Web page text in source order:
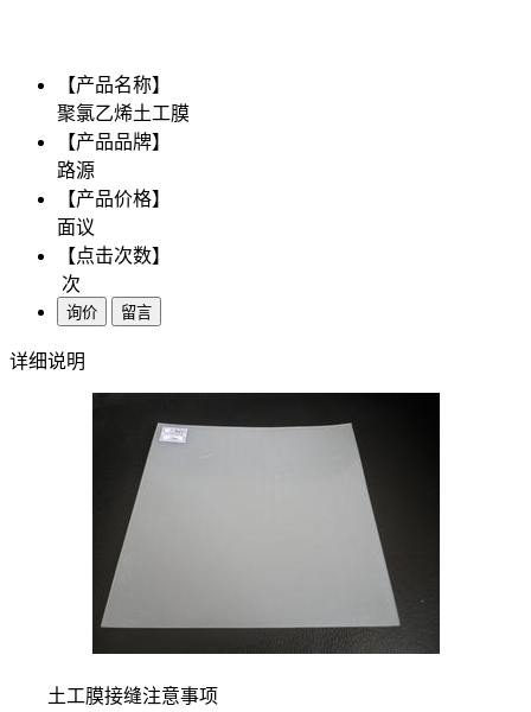
【产品名称】
聚氯乙烯土工膜
【产品品牌】
路源
【产品价格】
面议
【点击次数】
次
询价 留言
详细说明
土工膜接缝注意事项